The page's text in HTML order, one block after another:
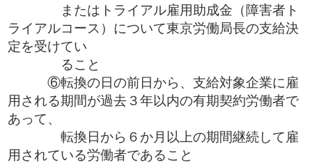
またはトライアル雇用助成金（障害者ト
ライアルコース）について東京労働局長の支給決
定を受けてい
ること
⑥転換の日の前日から、支給対象企業に雇
用される期間が過去３年以内の有期契約労働者で
あって、
転換日から６か月以上の期間継続して雇
用されている労働者であること